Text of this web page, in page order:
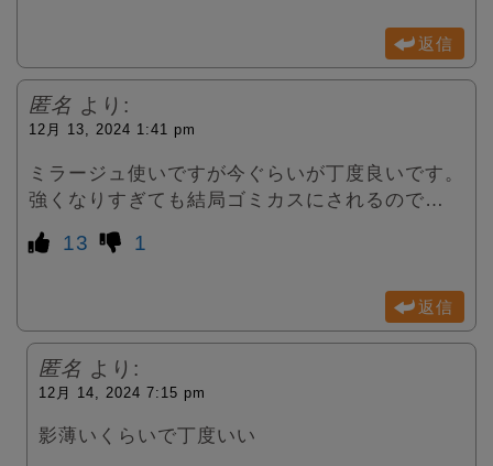
返信
匿名 より:
12月 13, 2024 1:41 pm
ミラージュ使いですが今ぐらいが丁度良いです。
強くなりすぎても結局ゴミカスにされるので…
13 1
返信
匿名 より:
12月 14, 2024 7:15 pm
影薄いくらいで丁度いい